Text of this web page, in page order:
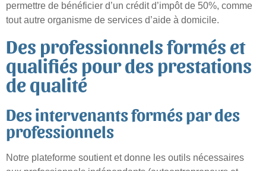
permettre de bénéficier d’un crédit d’impôt de 50%, comme
tout autre organisme de services d’aide à domicile.
Des professionnels formés et
qualifiés pour des prestations
de qualité
Des intervenants formés par des
professionnels
Notre plateforme soutient et donne les outils nécessaires